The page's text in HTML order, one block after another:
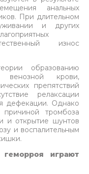
анальных
При длительном
и других
износ
образованию
венозной крови,
препятствий
релаксации
дефекации. Однако
тромбоза
и открытие шунтов
и воспалительным
играют